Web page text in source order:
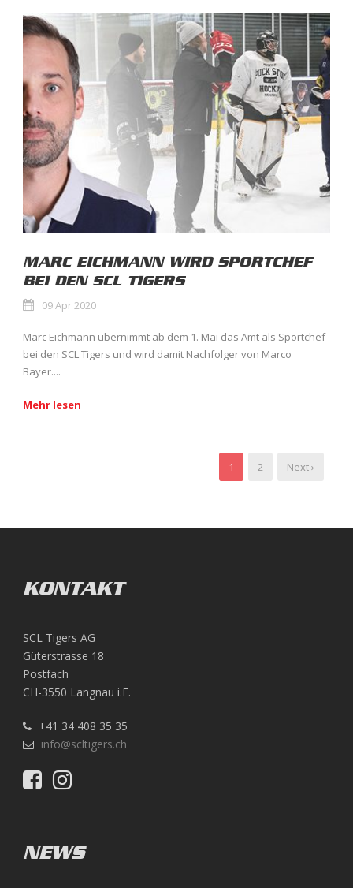
MARC EICHMANN WIRD SPORTCHEF
BEI DEN SCL TIGERS
09 Apr 2020
Marc Eichmann übernimmt ab dem 1. Mai das Amt als Sportchef
bei den SCL Tigers und wird damit Nachfolger von Marco
Bayer....
Mehr lesen
1 2 Next ›
KONTAKT
SCL Tigers AG
Güterstrasse 18
Postfach
CH-3550 Langnau i.E.
+41 34 408 35 35
info@scltigers.ch
NEWS